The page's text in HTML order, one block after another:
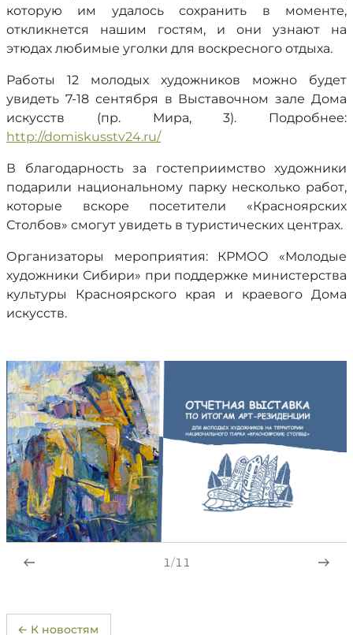
которую им удалось сохранить в моменте,
откликнется нашим гостям, и они узнают на
этюдах любимые уголки для воскресного отдыха.
Работы 12 молодых художников можно будет
увидеть 7-18 сентября в Выставочном зале Дома
искусств (пр. Мира, 3). Подробнее:
http://domiskusstv24.ru/
В благодарность за гостеприимство художники
подарили национальному парку несколько работ,
которые вскоре посетители «Красноярских
Столбов» смогут увидеть в туристических центрах.
Организаторы мероприятия: КРМОО «Молодые
художники Сибири» при поддержке министерства
культуры Красноярского края и краевого Дома
искусств.
1/11
← К новостям